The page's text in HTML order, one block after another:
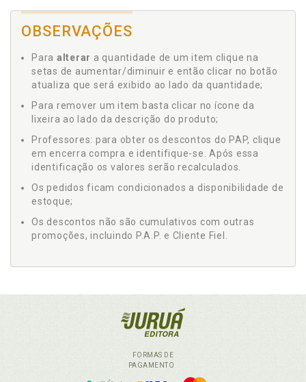
OBSERVAÇÕES
Para alterar a quantidade de um item clique na
setas de aumentar/diminuir e então clicar no botão
atualiza que será exibido ao lado da quantidade;
Para remover um item basta clicar no ícone da
lixeira ao lado da descrição do produto;
Professores: para obter os descontos do PAP, clique
em encerra compra e identifique-se. Após essa
identificação os valores serão recalculados.
Os pedidos ficam condicionados a disponibilidade de
estoque;
Os descontos não são cumulativos com outras
promoções, incluindo P.A.P. e Cliente Fiel.
FORMAS DE
PAGAMENTO